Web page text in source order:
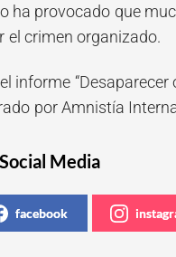
ha provocado que
el crimen organizado.
informe
por Amnistía
Media
facebook